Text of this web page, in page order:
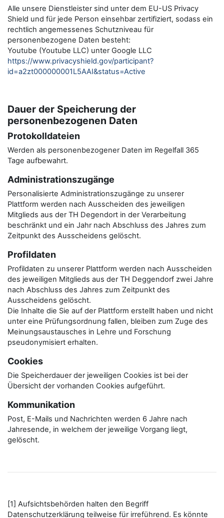
Alle unsere Dienstleister sind unter dem EU-US Privacy
Shield und für jede Person einsehbar zertifiziert, sodass ein
rechtlich angemessenes Schutzniveau für
personenbezogene Daten besteht:
Youtube (Youtube LLC) unter Google LLC
https://www.privacyshield.gov/participant?
id=a2zt000000001L5AAI&status=Active
Dauer der Speicherung der
personenbezogenen Daten
Protokolldateien
Werden als personenbezogener Daten im Regelfall 365
Tage aufbewahrt.
Administrationszugänge
Personalisierte Administrationszugänge zu unserer
Plattform werden nach Ausscheiden des jeweiligen
Mitglieds aus der TH Degendort in der Verarbeitung
beschränkt und ein Jahr nach Abschluss des Jahres zum
Zeitpunkt des Ausscheidens gelöscht.
Profildaten
Profildaten zu unserer Plattform werden nach Ausscheiden
des jeweiligen Mitglieds aus der TH Deggendorf zwei Jahre
nach Abschluss des Jahres zum Zeitpunkt des
Ausscheidens gelöscht.
Die Inhalte die Sie auf der Plattform erstellt haben und nicht
unter eine Prüfungsordnung fallen, bleiben zum Zuge des
Meinungsaustausches in Lehre und Forschung
pseudonymisiert erhalten.
Cookies
Die Speicherdauer der jeweiligen Cookies ist bei der
Übersicht der vorhanden Cookies aufgeführt.
Kommunikation
Post, E-Mails und Nachrichten werden 6 Jahre nach
Jahresende, in welchem der jeweilige Vorgang liegt,
gelöscht.
[1] Aufsichtsbehörden halten den Begriff
Datenschutzerklärung teilweise für irreführend. Es könnte